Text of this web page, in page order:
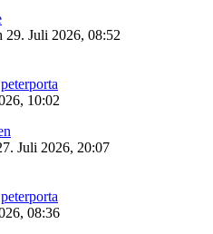
29. Juli 2026, 08:52
peterporta
10:02
Juli 2026, 20:07
peterporta
08:36